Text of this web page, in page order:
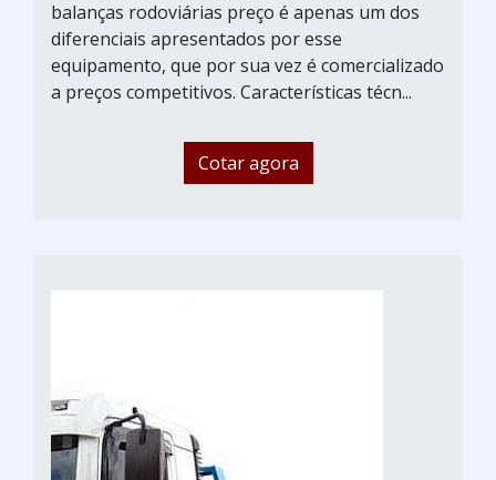
balanças rodoviárias preço é apenas um dos
diferenciais apresentados por esse
equipamento, que por sua vez é comercializado
a preços competitivos. Características técn...
Cotar agora